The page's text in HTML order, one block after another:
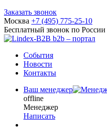
Заказать звонок
Москва +7 (495) 775-25-10
Бесплатный звонок по России
b2b – портал
События
Новости
Контакты
Ваш менеджер
offline
Менеджер
Написать